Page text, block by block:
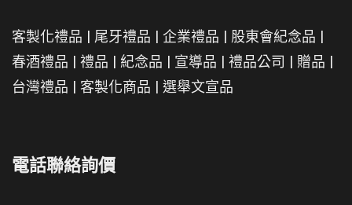
客製化禮品 | 尾牙禮品 | 企業禮品 | 股東會紀念品 |
春酒禮品 | 禮品 | 紀念品 | 宣導品 | 禮品公司 | 贈品 |
台灣禮品 | 客製化商品 | 選舉文宣品
電話聯絡詢價